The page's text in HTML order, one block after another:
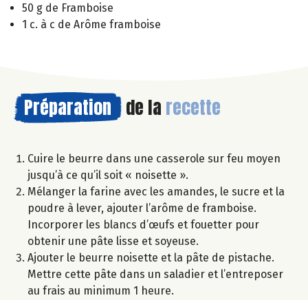
50 g de Framboise
1 c. à c de Arôme framboise
Préparation de la recette
Cuire le beurre dans une casserole sur feu moyen
jusqu’à ce qu’il soit « noisette ».
Mélanger la farine avec les amandes, le sucre et la
poudre à lever, ajouter l’arôme de framboise.
Incorporer les blancs d’œufs et fouetter pour
obtenir une pâte lisse et soyeuse.
Ajouter le beurre noisette et la pâte de pistache.
Mettre cette pâte dans un saladier et l’entreposer
au frais au minimum 1 heure.